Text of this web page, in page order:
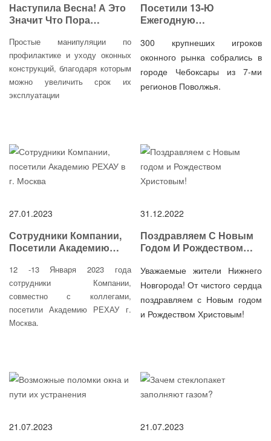
Наступила Весна! А Это
Значит Что Пора
Окнах!
Простые манипуляции по
профилактике и уходу оконных
конструкций, благодаря которым
можно увеличить срок их
эксплуатации
Посетили 13-Ю
Ежегодную
"Евро Окна-Дома"
300 крупнеших игроков
оконного рынка собрались в
городе Чебоксары из 7-ми
регионов Поволжья.
27.01.2023
Сотрудники Компании,
Посетили Академию
12 -13 Января 2023 года
сотрудники Компании,
совместно с коллегами,
посетили Академию РЕХАУ г.
Москва.
31.12.2022
Поздравляем С Новым
Годом И Рождеством
Уважаемые жители Нижнего
Новгорода! От чистого сердца
поздравляем с Новым годом
и Рождеством Христовым!
21.07.2023 21.07.2023